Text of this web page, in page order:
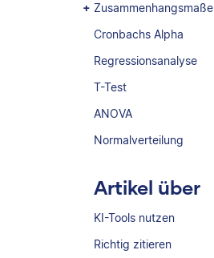
Zusammenhangsmaße
Cronbachs Alpha
Regressionsanalyse
T-Test
ANOVA
Normalverteilung
Artikel über
KI-Tools nutzen
Richtig zitieren